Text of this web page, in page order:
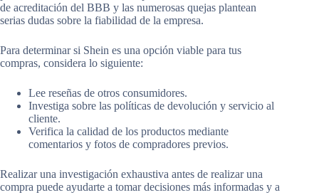
de acreditación del BBB y las numerosas quejas plantean
serias dudas sobre la fiabilidad de la empresa.
Para determinar si Shein es una opción viable para tus
compras, considera lo siguiente:
Lee reseñas de otros consumidores.
Investiga sobre las políticas de devolución y servicio al
cliente.
Verifica la calidad de los productos mediante
comentarios y fotos de compradores previos.
Realizar una investigación exhaustiva antes de realizar una
compra puede ayudarte a tomar decisiones más informadas y a